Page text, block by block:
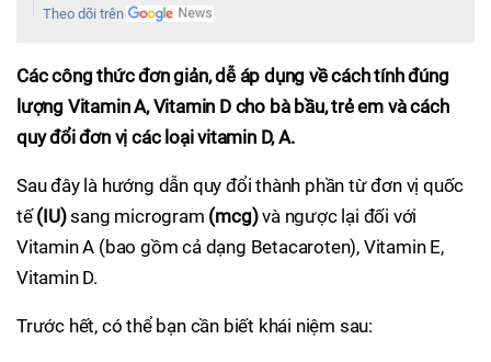
Theo dõi trên
Các công thức đơn giản, dễ áp dụng về cách tính đúng
lượng Vitamin A, Vitamin D cho bà bầu, trẻ em và cách
quy đổi đơn vị các loại vitamin D, A.
Sau đây là hướng dẫn quy đổi thành phần từ đơn vị quốc
tế(IU)sang microgram (mcg)và ngược lại đối với
Vitamin A (bao gồm cả dạng Betacaroten), Vitamin E,
Vitamin D.
Trước hết, có thể bạn cần biết khái niệm sau: